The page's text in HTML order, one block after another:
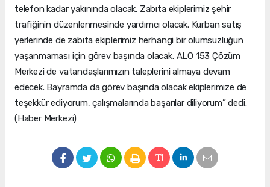
telefon kadar yakınında olacak. Zabıta ekiplerimiz şehir
trafiğinin düzenlenmesinde yardımcı olacak. Kurban satış
yerlerinde de zabıta ekiplerimiz herhangi bir olumsuzluğun
yaşanmaması için görev başında olacak. ALO 153 Çözüm
Merkezi de vatandaşlarımızın taleplerini almaya devam
edecek. Bayramda da görev başında olacak ekiplerimize de
teşekkür ediyorum, çalışmalarında başarılar diliyorum” dedi.
(Haber Merkezi)